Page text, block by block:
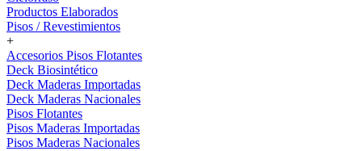
Productos Elaborados
Pisos / Revestimientos
+
Accesorios Pisos Flotantes
Deck Biosintético
Deck Maderas Importadas
Deck Maderas Nacionales
Pisos Flotantes
Pisos Maderas Importadas
Pisos Maderas Nacionales